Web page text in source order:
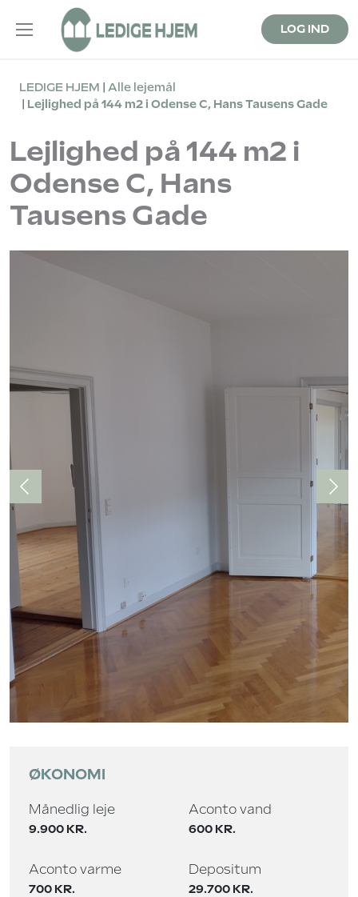
LOG IND
LEDIGE HJEM
Alle lejemål
Lejlighed på 144 m2 i Odense C, Hans Tausens Gade
Lejlighed på 144 m2 i
Odense C, Hans
Tausens Gade
ØKONOMI
Månedlig leje
9.900 KR.
Aconto vand
600 KR.
Aconto varme
700 KR.
Depositum
29.700 KR.